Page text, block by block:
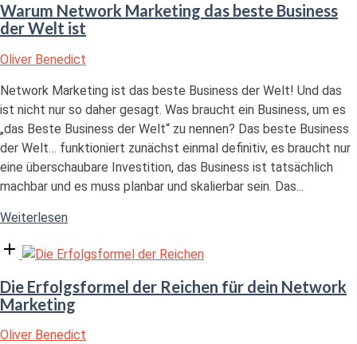
Warum Network Marketing das beste Business
der Welt ist
Oliver Benedict
Network Marketing ist das beste Business der Welt! Und das
ist nicht nur so daher gesagt. Was braucht ein Business, um es
„das Beste Business der Welt“ zu nennen? Das beste Business
der Welt… funktioniert zunächst einmal definitiv, es braucht nur
eine überschaubare Investition, das Business ist tatsächlich
machbar und es muss planbar und skalierbar sein. Das...
"Warum
Marketing
beste
Business
der
Weiterlesen
Open
Die Erfolgsformel der Reichen für dein Network
Marketing
Oliver Benedict